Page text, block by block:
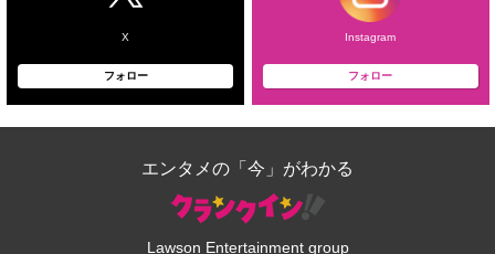
X
フォロー
Instagram
フォロー
エンタメの「今」がわかる
Lawson Entertainment group